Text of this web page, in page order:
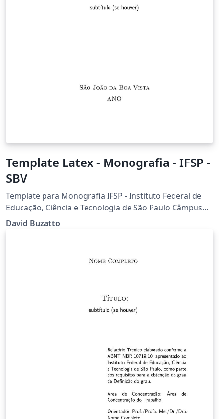
Template Latex - Monografia - IFSP -
SBV
Template para Monografia IFSP - Instituto Federal de
Educação, Ciência e Tecnologia de São Paulo Câmpus
São João da Boa Vista Desenvolvido por Prof. Dr. David
David Buzatto